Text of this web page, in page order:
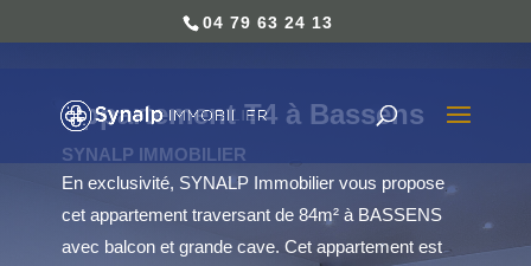
04 79 63 24 13
Appartement T4 à Bassens
SYNALP IMMOBILIER
En exclusivité, SYNALP Immobilier vous propose
cet appartement traversant de 84m² à BASSENS
avec balcon et grande cave. Cet appartement est